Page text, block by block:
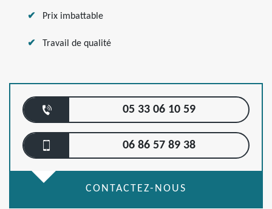
Prix imbattable
Travail de qualité
05 33 06 10 59
06 86 57 89 38
CONTACTEZ-NOUS